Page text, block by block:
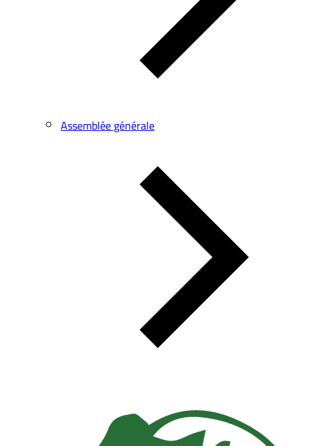
Assemblée générale